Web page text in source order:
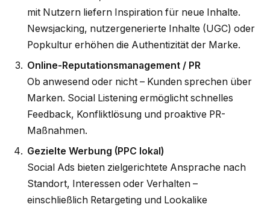
mit Nutzern liefern Inspiration für neue Inhalte.
Newsjacking, nutzergenerierte Inhalte (UGC) oder
Popkultur erhöhen die Authentizität der Marke.
Online-Reputationsmanagement / PR
Ob anwesend oder nicht – Kunden sprechen über
Marken. Social Listening ermöglicht schnelles
Feedback, Konfliktlösung und proaktive PR-
Maßnahmen.
Gezielte Werbung (PPC lokal)
Social Ads bieten zielgerichtete Ansprache nach
Standort, Interessen oder Verhalten –
einschließlich Retargeting und Lookalike